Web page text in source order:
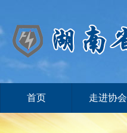
首页 走进协会